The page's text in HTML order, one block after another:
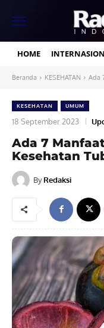
HOME
Beranda KESEHATAN Ada
KESEHATAN UMUM
18 September 2023
Ada 7
Kesehatan
By Redaksi